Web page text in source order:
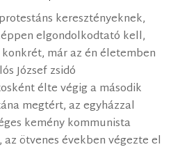
keresztényeknek,
elgondolkodtató kell,
már az én életemben
József zsidó
élte végig a második
megtért, az egyházzal
kemény kommunista
ötvenes években végezte el